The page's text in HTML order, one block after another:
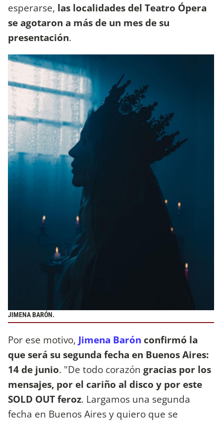
esperarse, las localidades del Teatro Ópera
se agotaron a más de un mes de su
presentación.
JIMENA BARÓN.
Por ese motivo, Jimena Barón confirmó la
que será su segunda fecha en Buenos Aires:
14 de junio. "De todo corazón gracias por los
mensajes, por el cariño al disco y por este
SOLD OUT feroz. Largamos una segunda
fecha en Buenos Aires y quiero que se